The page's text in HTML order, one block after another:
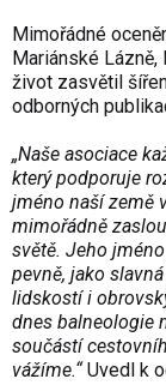
Mimořádné ocen
Mariánské Lázně,
život zasvětil ší
odborných
„Naše asociace
který podporuje
jméno naší země
mimořádně
světě. Jeho jm
pevně, jako slavn
lidskostí i
dnes balneologie
součástí
vážíme.“ Uvedl k